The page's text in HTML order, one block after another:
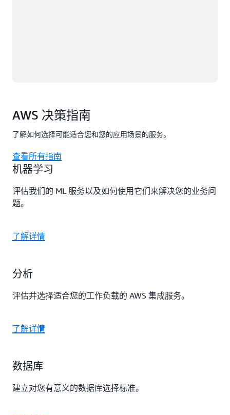
AWS 决策指南
了解如何选择可能适合您和您的应用场景的服务。
查看所有指南
机器学习
评估我们的 ML 服务以及如何使用它们来解决您的业务问
题。
了解详情
分析
评估并选择适合您的工作负载的 AWS 集成服务。
了解详情
数据库
建立对您有意义的数据库选择标准。